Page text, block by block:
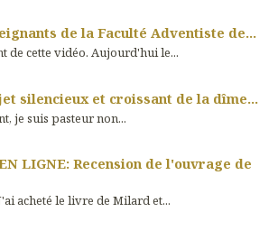
de la Faculté Adventiste de...
de cette vidéo. Aujourd'hui le...
silencieux et croissant de la dîme...
je suis pasteur non...
LIGNE: Recension de l'ouvrage de
acheté le livre de Milard et...